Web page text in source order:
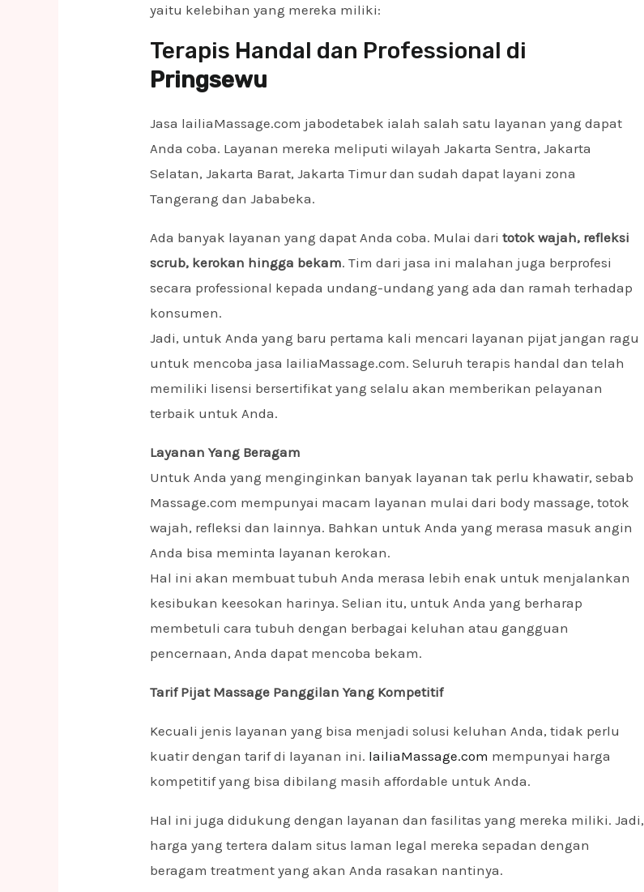
yaitu kelebihan yang mereka miliki:
Terapis Handal dan Professional di
Pringsewu
Jasa lailiaMassage.com jabodetabek ialah salah satu layanan yang dapat
Anda coba. Layanan mereka meliputi wilayah Jakarta Sentra, Jakarta
Selatan, Jakarta Barat, Jakarta Timur dan sudah dapat layani zona
Tangerang dan Jababeka.
Ada banyak layanan yang dapat Anda coba. Mulai daritotok wajah, refleksi
scrub, kerokan hingga bekam. Tim dari jasa ini malahan juga berprofesi
secara professional kepada undang-undang yang ada dan ramah terhadap
konsumen.
Jadi, untuk Anda yang baru pertama kali mencari layanan pijat jangan ragu
untuk mencoba jasa lailiaMassage.com. Seluruh terapis handal dan telah
memiliki lisensi bersertifikat yang selalu akan memberikan pelayanan
terbaik untuk Anda.
Layanan Yang Beragam
Untuk Anda yang menginginkan banyak layanan tak perlu khawatir, sebab
Massage.com mempunyai macam layanan mulai dari body massage, totok
wajah, refleksi dan lainnya. Bahkan untuk Anda yang merasa masuk angin
Anda bisa meminta layanan kerokan.
Hal ini akan membuat tubuh Anda merasa lebih enak untuk menjalankan
kesibukan keesokan harinya. Selian itu, untuk Anda yang berharap
membetuli cara tubuh dengan berbagai keluhan atau gangguan
pencernaan, Anda dapat mencoba bekam.
Tarif Pijat Massage Panggilan Yang Kompetitif
Kecuali jenis layanan yang bisa menjadi solusi keluhan Anda, tidak perlu
kuatir dengan tarif di layanan ini. lailiaMassage.com mempunyai harga
kompetitif yang bisa dibilang masih affordable untuk Anda.
Hal ini juga didukung dengan layanan dan fasilitas yang mereka miliki. Jadi,
harga yang tertera dalam situs laman legal mereka sepadan dengan
beragam treatment yang akan Anda rasakan nantinya.